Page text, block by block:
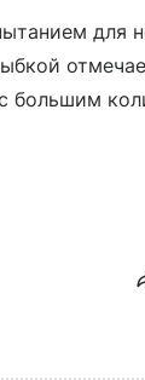
для
большим